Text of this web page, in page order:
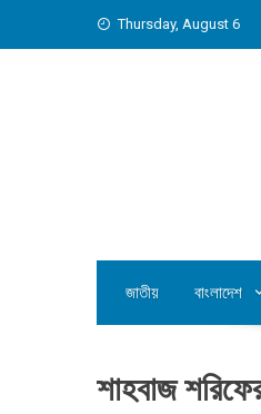
Thursday, August 6
জাতীয় বাংলাদেশ
শাহবাজ